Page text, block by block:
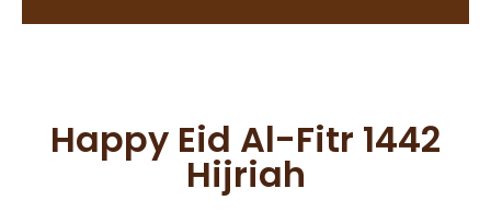
Happy Eid Al-Fitr 1442
Hijriah